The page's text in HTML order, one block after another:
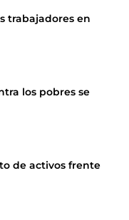
trabajadores en
los pobres se
de activos frente